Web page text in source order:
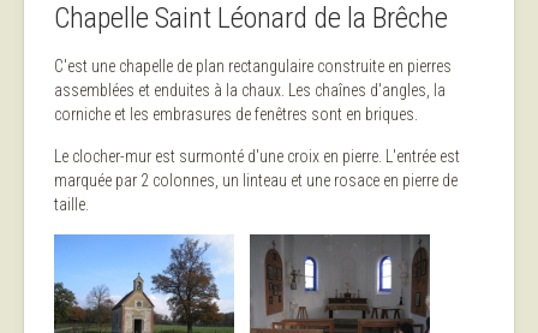
Chapelle Saint Léonard de la Brêche
C'est une chapelle de plan rectangulaire construite en pierres
assemblées et enduites à la chaux. Les chaînes d'angles, la
corniche et les embrasures de fenêtres sont en briques.
Le clocher-mur est surmonté d'une croix en pierre. L'entrée est
marquée par 2 colonnes, un linteau et une rosace en pierre de
taille.